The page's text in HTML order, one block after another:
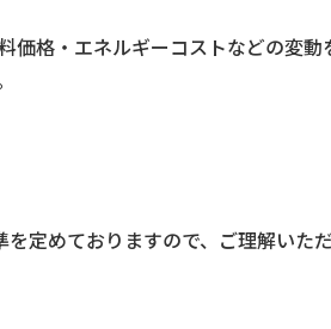
格・エネルギーコストなどの変
定めておりますので、ご理解いた